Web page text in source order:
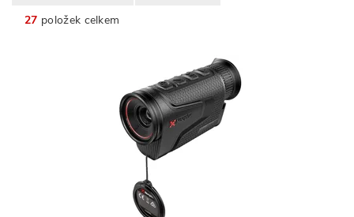
27 položek celkem